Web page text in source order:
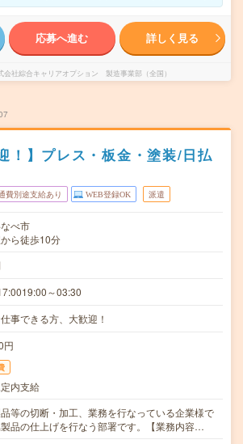
応募へ進む 詳しく見る
会社綜合キャリアオプション 製造事業部（全国）
！】プレス・板金・塗装/日払
費別途支給あり WEB登録OK 派遣
べ市
ら徒歩10分
～03:30
事できる方、大歓迎！
円
内支給
等の切断・加工、業務を行なっている企業様で
品の仕上げを行なう部署です。【業務内容…